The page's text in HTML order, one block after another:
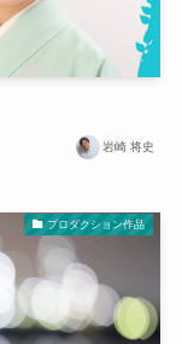
岩崎 将史
プロダクション作品